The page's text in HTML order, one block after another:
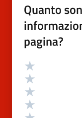
Quanto
pagina?
Valutazione